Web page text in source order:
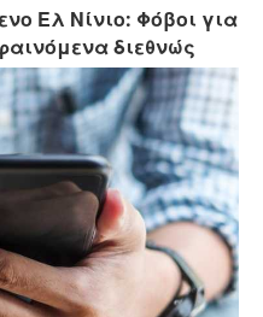
Ελ Νίνιο: Φόβοι για
διεθνώς